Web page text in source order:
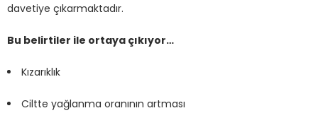
davetiye çıkarmaktadır.
Bu belirtiler ile ortaya çıkıyor…
Kızarıklık
Ciltte yağlanma oranının artması